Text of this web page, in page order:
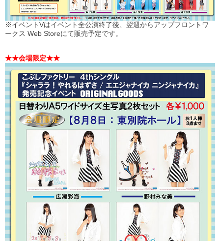
※イベントVはイベント全公演終了後、翌週からアップフロントワ
ークス Web Storeにて販売予定です。
★★会場限定★★